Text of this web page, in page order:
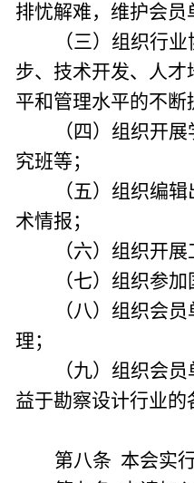
排忧解难，维护会
（三）组织行
步、技术开发、人
平和管理水平的不断
（四）组织开
究班等；
（五）组织编
术情报；
（六）组织开
（七）组织参
（八）组织会
理；
（九）组织会
益于勘察设计行业的
第八条 本会实